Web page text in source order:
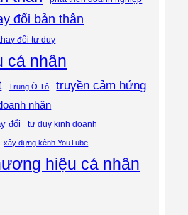
đổi bản thân
đổi tư duy
cá nhân
Trung Ô Tô truyền cảm hứng
nhân
đổi tư duy kinh doanh
xây dựng kênh YouTube
hiệu cá nhân